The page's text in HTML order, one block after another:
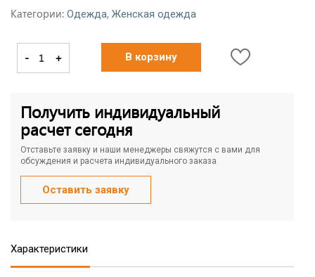
Категории: Одежда, Женская одежда
- + В корзину
Получить индивидуальный
расчет сегодня
Отставьте заявку и наши менеджеры свяжутся с вами для
обсуждения и расчета индивидуального заказа
Оставить заявку
Характеристики